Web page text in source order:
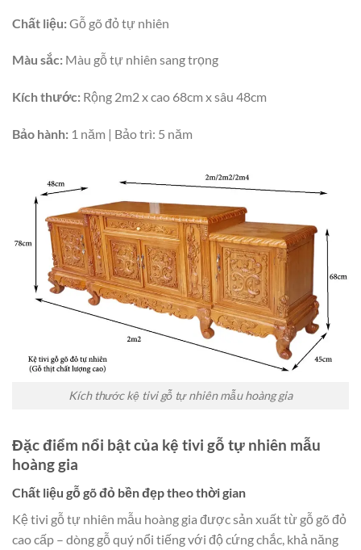
Chất liệu:Gỗ gõ đỏ tự nhiên
Màu sắc: Màu gỗ tự nhiên sang trọng
Kích thước: Rộng 2m2 x cao 68cm x sâu 48cm
Bảo hành: 1 năm | Bảo trì: 5 năm
Kích thước kệ tivi gỗ tự nhiên mẫu hoàng gia
Đặc điểm nổi bật của kệ tivi gỗ tự nhiên mẫu
hoàng gia
Chất liệu gỗ gõ đỏ bền đẹp theo thời gian
Kệ tivi gỗ tự nhiên mẫu hoàng gia được sản xuất từ gỗ gõ đỏ
cao cấp – dòng gỗ quý nổi tiếng với độ cứng chắc, khả năng